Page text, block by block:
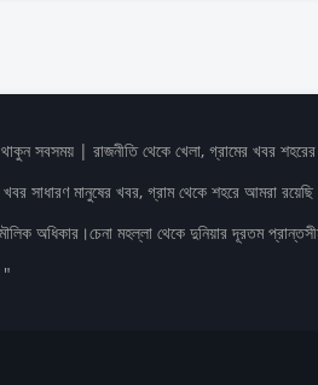
সবসময় | রাজনীতি থেকে খেলা, গ্রামের খবর
সাধারণ মানুষের খবর, গ্রাম থেকে শহরে আমরা
অধিকার।চেনা মহল্লা থেকে দুনিয়ার দূরতম
"